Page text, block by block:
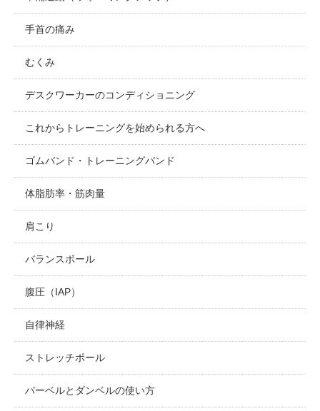
手首の痛み
むくみ
デスクワーカーのコンディショニング
これからトレーニングを始められる方へ
ゴムバンド・トレーニングバンド
体脂肪率・筋肉量
肩こり
バランスボール
腹圧（IAP）
自律神経
ストレッチポール
バーベルとダンベルの使い方